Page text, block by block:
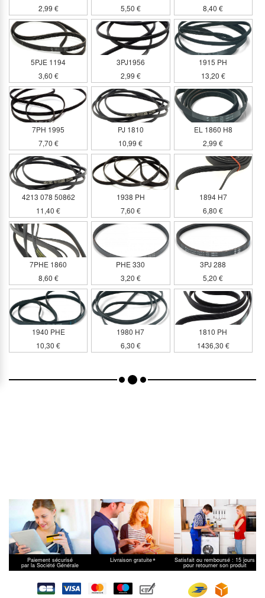
2,99 €
5,50 €
8,40 €
5PJE 1194
3,60 €
3PJ1956
2,99 €
1915 PH
13,20 €
7PH 1995
7,70 €
PJ 1810
10,99 €
EL 1860 H8
2,99 €
4213 078 50862
11,40 €
1938 PH
7,60 €
1894 H7
6,80 €
7PHE 1860
8,60 €
PHE 330
3,20 €
3PJ 288
5,20 €
1940 PHE
10,30 €
1980 H7
6,30 €
1810 PH
1436,30 €
Paiement sécurisé
par la Société Générale
Livraison gratuite* Satisfait ou remboursé : 15 jours
pour retourner son produit